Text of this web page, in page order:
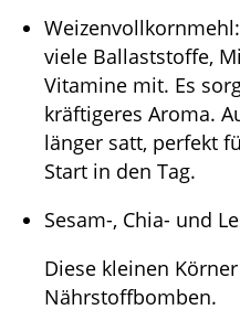
viele Ballaststoffe,
Vitamine mit. Es
kräftigeres Aroma.
länger satt, perfekt
Start in den Tag.
Sesam-, Chia- und
Diese kleinen
Nährstoffbomben.